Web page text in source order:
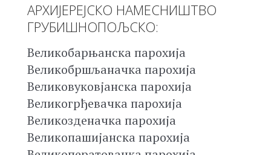
АРХИЈЕРЕЈСКО НАМЕСНИШТВО
ГРУБИШНОПОЉСКО:
Великобарњанска парохија
Великобршљаначка парохија
Великовуковјанска парохија
Великогрђевачка парохија
Великозденачка парохија
Великопашијанска парохија